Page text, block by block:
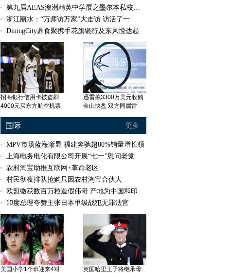
第九届AEAS澳洲精英中学展之墨尔本私校风采
浙江丽水：“万师访万家”大走访 访活了一
DiningCity鼎食聚携手花旗银行及东风悦达起
迅雷拟3300万美元收购
金山快盘 双方同属雷
招商银行信用卡被盗刷
4000元买东方航空机票
恒大队友调侃刘健:还敢
接受采访
鲁尼:作为队长表现不好
愿承担责任 不在乎批
国际 更多
MPV市场蓝海渐显 福建奔驰超80%销量增长领
上海电务电化有限公司开展“七一”慰问老党
农村淘宝助推互联网+革命老区
村民彻夜排队抢购只因农村淘宝合伙人
欧盟缴获数百万粒造假伟哥 产地为中国和印
印度总理夸赞主张日本甲级战犯无罪法官
英国哈里王子将继承母
美国小学1个班迎来4对